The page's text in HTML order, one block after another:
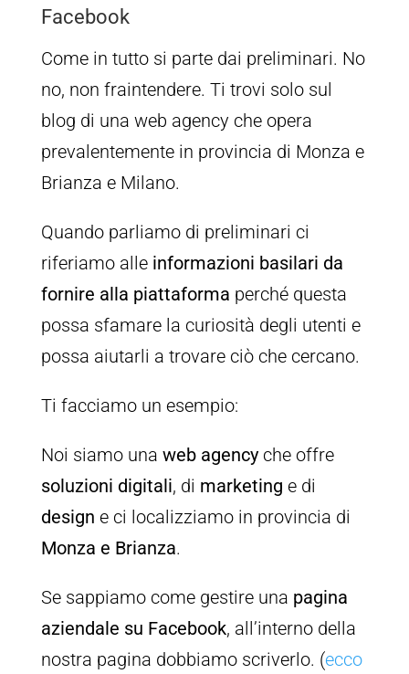
Facebook
Come in tutto si parte dai preliminari. No
no, non fraintendere. Ti trovi solo sul
blog di una web agency che opera
prevalentemente in provincia di Monza e
Brianza e Milano.
Quando parliamo di preliminari ci
riferiamo alle informazioni basilari da
fornire alla piattaforma perché questa
possa sfamare la curiosità degli utenti e
possa aiutarli a trovare ciò che cercano.
Ti facciamo un esempio:
Noi siamo una web agencyche offre
soluzioni digitali, di marketing e di
design e ci localizziamo in provincia di
Monza e Brianza.
Se sappiamo come gestire una pagina
aziendale su Facebook, all’interno della
nostra pagina dobbiamo scriverlo. (ecco